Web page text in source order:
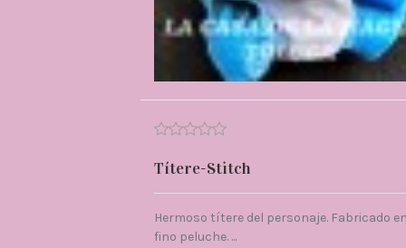
Títere-Stitch
Hermoso títere del personaje. Fabricado
fino peluche. ...